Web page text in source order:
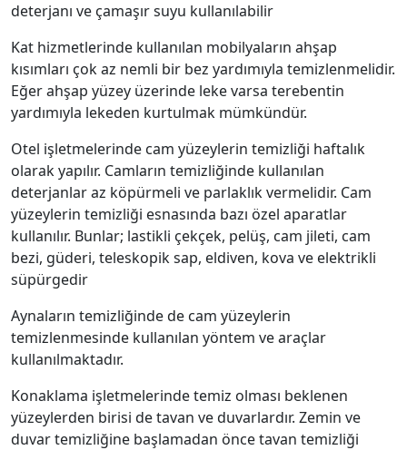
deterjanı ve çamaşır suyu kullanılabilir
Kat hizmetlerinde kullanılan mobilyaların ahşap
kısımları çok az nemli bir bez yardımıyla temizlenmelidir.
Eğer ahşap yüzey üzerinde leke varsa terebentin
yardımıyla lekeden kurtulmak mümkündür.
Otel işletmelerinde cam yüzeylerin temizliği haftalık
olarak yapılır. Camların temizliğinde kullanılan
deterjanlar az köpürmeli ve parlaklık vermelidir. Cam
yüzeylerin temizliği esnasında bazı özel aparatlar
kullanılır. Bunlar; lastikli çekçek, pelüş, cam jileti, cam
bezi, güderi, teleskopik sap, eldiven, kova ve elektrikli
süpürgedir
Aynaların temizliğinde de cam yüzeylerin
temizlenmesinde kullanılan yöntem ve araçlar
kullanılmaktadır.
Konaklama işletmelerinde temiz olması beklenen
yüzeylerden birisi de tavan ve duvarlardır. Zemin ve
duvar temizliğine başlamadan önce tavan temizliği